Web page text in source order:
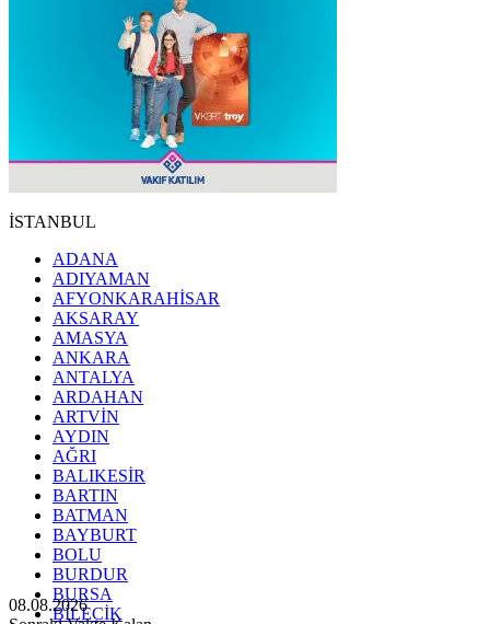
İSTANBUL
ADANA
ADIYAMAN
AFYONKARAHİSAR
AKSARAY
AMASYA
ANKARA
ANTALYA
ARDAHAN
ARTVİN
AYDIN
AĞRI
BALIKESİR
BARTIN
BATMAN
BAYBURT
BOLU
BURDUR
BURSA
BİLECİK
08.08.2026